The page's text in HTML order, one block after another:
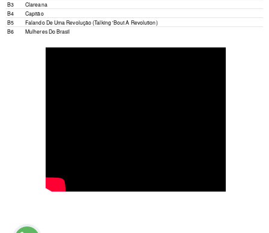
B3
Clareana
B4
Capitão
B5
Falando De Uma Revolução (Talking 'Bout A Revolution)
B6
Mulheres Do Brasil